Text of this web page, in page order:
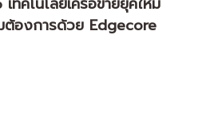
องการด้วย Edgecore